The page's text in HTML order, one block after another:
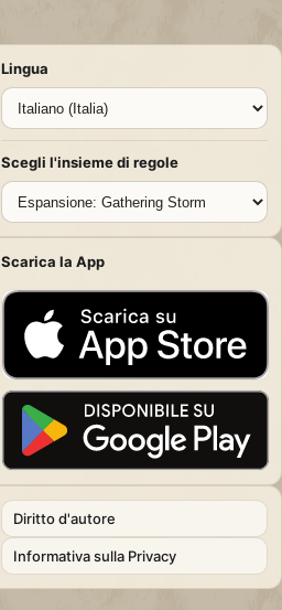
Lingua
Scegli l'insieme di regole
Scarica la App
Diritto d'autore
Informativa sulla Privacy